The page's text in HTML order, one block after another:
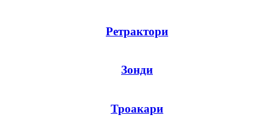
Ретрактори
Зонди
Троакари